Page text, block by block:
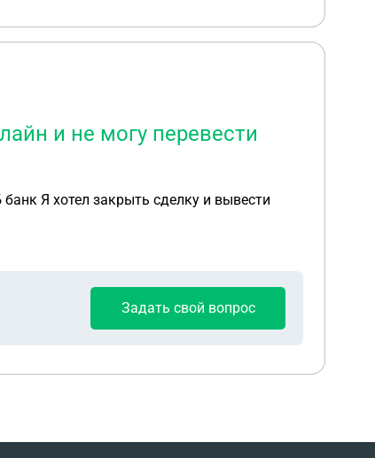
и не могу перевести
Я хотел закрыть сделку и вывести
Задать свой вопрос